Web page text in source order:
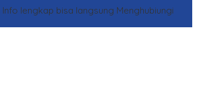
Info lengkap bisa langsung Menghubiungi